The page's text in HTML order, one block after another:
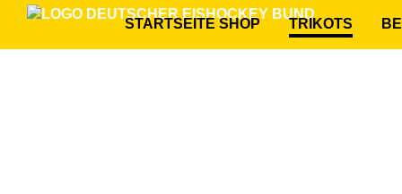
STARTSEITE SHOP TRIKOTS